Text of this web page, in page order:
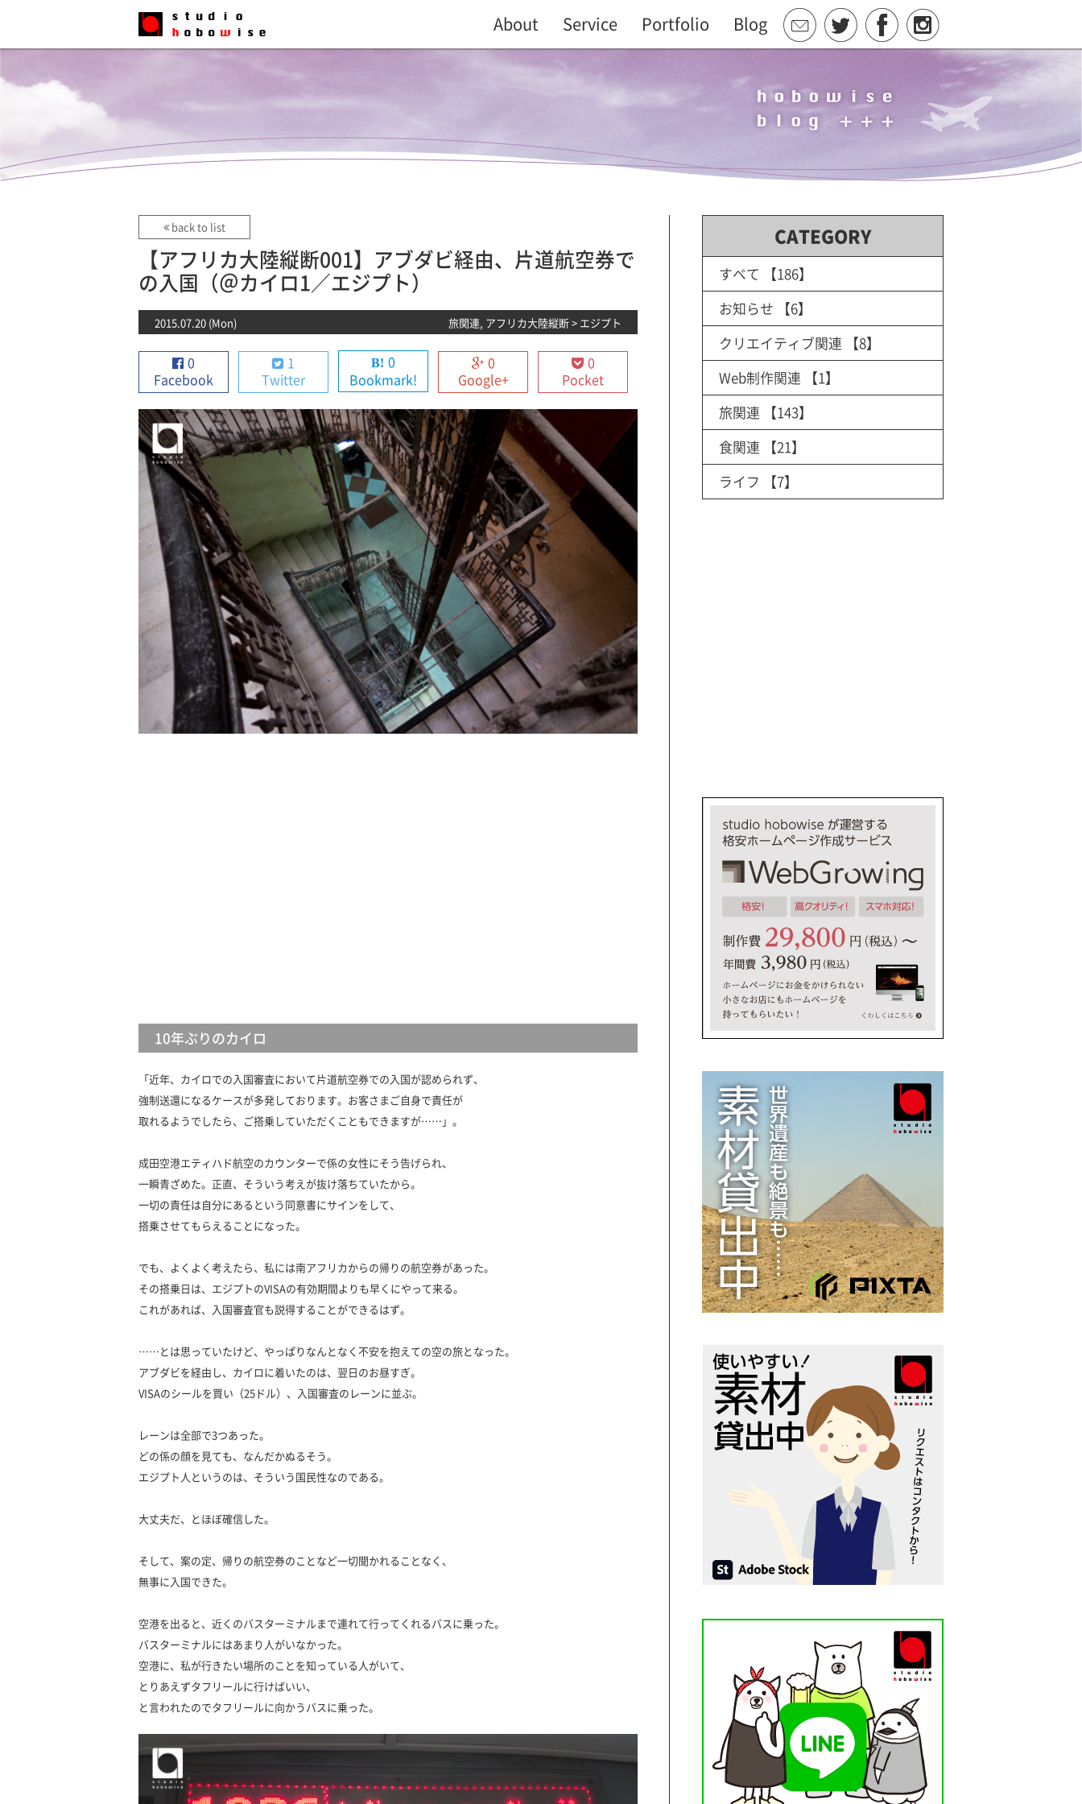
About Service Portfolio Blog
back to list
【アフリカ大陸縦断001】アブダビ経由、片道航空券で
の入国（＠カイロ1／エジプト）
2015.07.20 (Mon) 旅関連 アフリカ大陸縦断> エジプト
0
Facebook
1
Twitter
0
Bookmark!
0
Google+
0
Pocket
10年ぶりのカイロ
「近年、カイロでの入国審査において片道航空券での入国が認められず、
強制送還になるケースが多発しております。お客さまご自身で責任が
取れるようでしたら、ご搭乗していただくこともできますが……」。
成田空港エティハド航空のカウンターで係の女性にそう告げられ、
一瞬青ざめた。正直、そういう考えが抜け落ちていたから。
一切の責任は自分にあるという同意書にサインをして、
搭乗させてもらえることになった。
でも、よくよく考えたら、私には南アフリカからの帰りの航空券があった。
その搭乗日は、エジプトのVISAの有効期間よりも早くにやって来る。
これがあれば、入国審査官も説得することができるはず。
……とは思っていたけど、やっぱりなんとなく不安を抱えての空の旅となった。
アブダビを経由し、カイロに着いたのは、翌日のお昼すぎ。
VISAのシールを買い（25ドル）、入国審査のレーンに並ぶ。
レーンは全部で3つあった。
どの係の顔を見ても、なんだかぬるそう。
エジプト人というのは、そういう国民性なのである。
大丈夫だ、とほぼ確信した。
そして、案の定、帰りの航空券のことなど一切聞かれることなく、
無事に入国できた。
空港を出ると、近くのバスターミナルまで連れて行ってくれるバスに乗った。
バスターミナルにはあまり人がいなかった。
空港に、私が行きたい場所のことを知っている人がいて、
とりあえずタフリールに行けばいい、
と言われたのでタフリールに向かうバスに乗った。
CATEGORY
すべて 【186】
お知らせ 【6】
クリエイティブ関連 【8】
Web制作関連 【1】
旅関連 【143】
食関連 【21】
ライフ 【7】